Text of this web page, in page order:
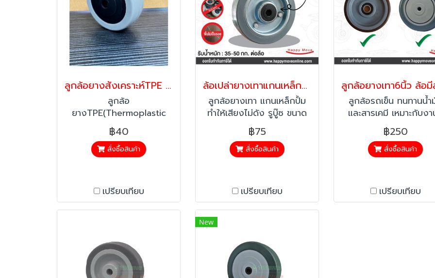
ลูกล้อยางสังเคราะห์TPE 2นิ้ว เงียบ นุ่ม ไม่ทำลายพื้น | ลูกล้อรถเข็นคุณภาพสูง PAREO
ลูกล้อ
ยางTPE(Thermoplastic
Elastomer) ขนาด 2 นิ้ว เข็น
นุ่ม เสียงเงียบ ไม่ทิ้งรอย
เหมาะสำหรับสำนักงาน
เฟอร์นิเจอร์ และงานภายใน
฿40
สั่งซื้อสินค้า
เปรียบเทียบ
ล้อเปล่ายางเทาแกนเหล็กปั้ม 2.5 นิ้ว (65มิล) อะไหล่ล้อรถเข็น ล้อไม่ทำพื้นเป็นรอย ล้อไม่แตก รับน้ำหนัก 30-50 กก. ต่อล้อ ยี่ห้อ Pareo
ลูกล้อยางเทา แกนเหล็กปั้ม
ทำให้เสียงไม่ดัง รูบู๊ซ ขนาด
2.5นิ้ว (65มิล) รูใน 6 มิล
หน้าล้อกว้าง 20 มิล สามารถ
ใช้เป้นอะไหล่รถเข็นได้ เนื้อง
ล้อเป็นยางสีเทาสังเคราะห์ ไม่
เนื้อล้อไม่แตก ใช้งานได้
ยาวนาน สินค้าผลิตในไทย
เสียงเงียบ เหมาะกับการใช้
งานทุกพื้นผิว ยกเว้นพื้น
ล้อสึกไวกว่าปกติได้ ทรต่อ
รังสี ยูวี สามารถใช้งานนอก
อาคารได้ ไม่ยุบตัว
฿75
สั่งซื้อสินค้า
เปรียบเทียบ
ลูกล้อรถเข็น ทนทานน้ำ
และสารเคมี เหมาะกับง
ต้องการรักษาพื้น
฿250
สั่งซื้อสินค้า
เปรียบเทียบ
New